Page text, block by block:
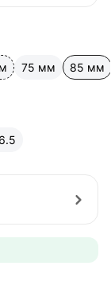
75 мм 85 мм